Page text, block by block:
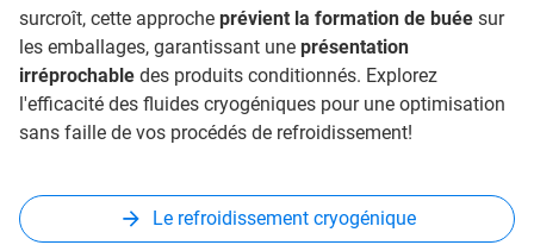
surcroît, cette approche prévient la formation de buée sur
les emballages, garantissant une présentation
irréprochable des produits conditionnés. Explorez
l'efficacité des fluides cryogéniques pour une optimisation
sans faille de vos procédés de refroidissement!
Le refroidissement cryogénique